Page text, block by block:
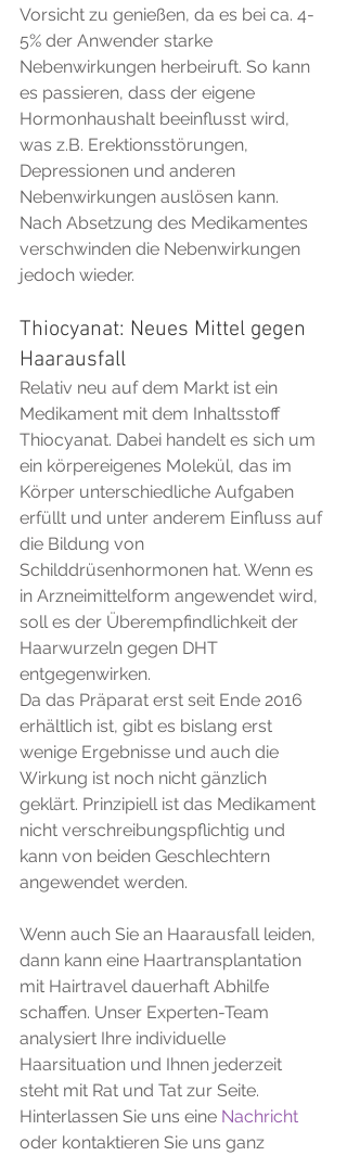
Vorsicht zu genießen, da es bei ca. 4-
5% der Anwender starke
Nebenwirkungen herbeiruft. So kann
es passieren, dass der eigene
Hormonhaushalt beeinflusst wird,
was z.B. Erektionsstörungen,
Depressionen und anderen
Nebenwirkungen auslösen kann.
Nach Absetzung des Medikamentes
verschwinden die Nebenwirkungen
jedoch wieder.
Thiocyanat: Neues Mittel gegen
Haarausfall
Relativ neu auf dem Markt ist ein
Medikament mit dem Inhaltsstoff
Thiocyanat. Dabei handelt es sich um
ein körpereigenes Molekül, das im
Körper unterschiedliche Aufgaben
erfüllt und unter anderem Einfluss auf
die Bildung von
Schilddrüsenhormonen hat. Wenn es
in Arzneimittelform angewendet wird,
soll es der Überempfindlichkeit der
Haarwurzeln gegen DHT
entgegenwirken.
Da das Präparat erst seit Ende 2016
erhältlich ist, gibt es bislang erst
wenige Ergebnisse und auch die
Wirkung ist noch nicht gänzlich
geklärt. Prinzipiell ist das Medikament
nicht verschreibungspflichtig und
kann von beiden Geschlechtern
angewendet werden.
Wenn auch Sie an Haarausfall leiden,
dann kann eine Haartransplantation
mit Hairtravel dauerhaft Abhilfe
schaffen. Unser Experten-Team
analysiert Ihre individuelle
Haarsituation und Ihnen jederzeit
steht mit Rat und Tat zur Seite.
Hinterlassen Sie uns eine Nachricht
oder kontaktieren Sie uns ganz